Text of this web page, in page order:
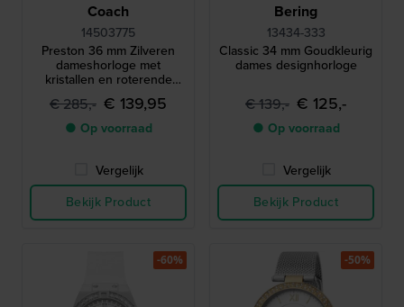
Coach
14503775
Preston 36 mm Zilveren
dameshorloge met
kristallen en roterende
bloem wijzerplaat
€ 285,- € 139,95
● Op voorraad
Vergelijk
Bekijk Product
Bering
13434-333
Classic 34 mm Goudkleurig
dames designhorloge
€ 139,- € 125,-
● Op voorraad
Vergelijk
Bekijk Product
-60% -50%